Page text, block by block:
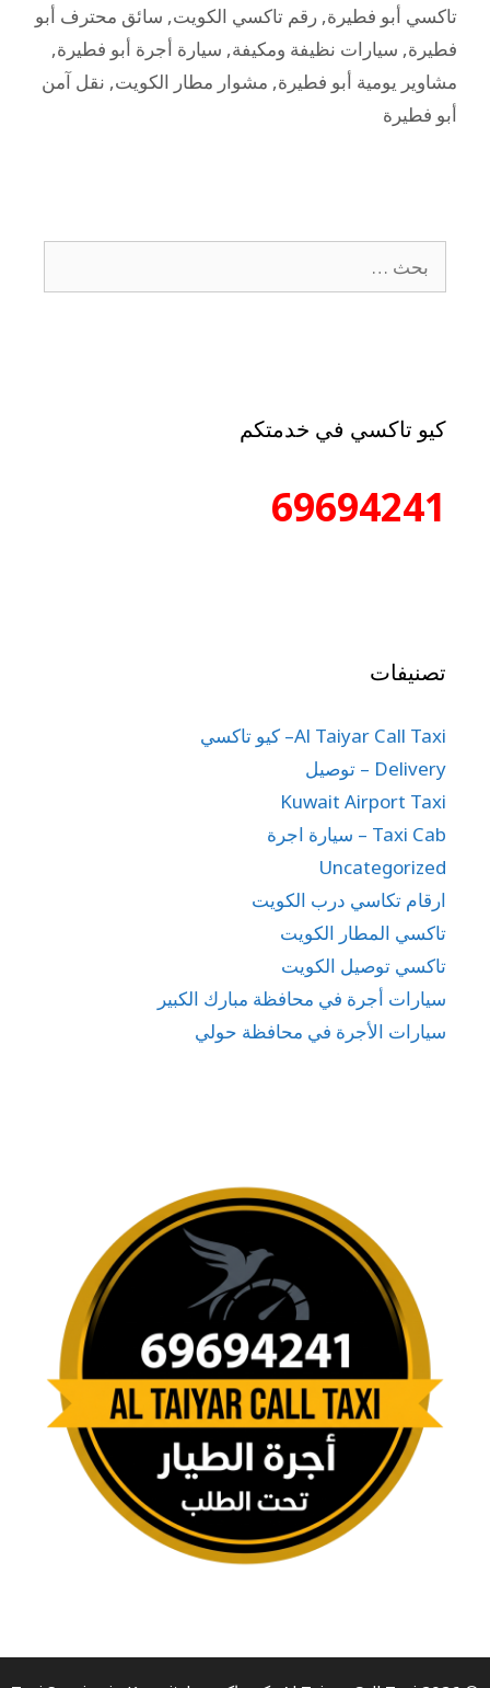
تاكسي أبو فطيرة, رقم تاكسي الكويت, سائق محترف أبو
فطيرة, سيارات نظيفة ومكيفة, سيارة أجرة أبو فطيرة,
مشاوير يومية أبو فطيرة, مشوار مطار الكويت, نقل آمن
أبو فطيرة
كيو تاكسي في خدمتكم
69694241
تصنيفات
Al Taiyar Call Taxi– كيو تاكسي
Delivery – توصيل
Kuwait Airport Taxi
Taxi Cab – سيارة اجرة
Uncategorized
ارقام تكاسي درب الكويت
تاكسي المطار الكويت
تاكسي توصيل الكويت
سيارات أجرة في محافظة مبارك الكبير
سيارات الأجرة في محافظة حولي